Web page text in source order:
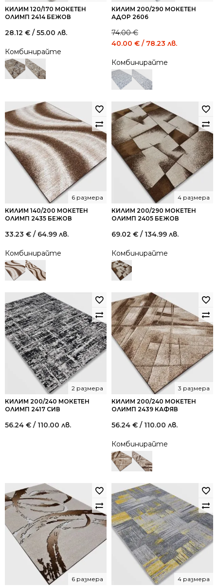
КИЛИМ 120/170 МОКЕТЕН
ОЛИМП 2414 БЕЖОВ
28.12 € / 55.00 лв.
Комбинирайте
КИЛИМ 200/290 МОКЕТЕН
АДОР 2606
74.00€
Original
was:
74.00 €
/
лв..
40.00 € / 78.23 лв.
Комбинирайте
КИЛИМ 140/200 МОКЕТЕН
ОЛИМП 2435 БЕЖОВ
6 размера
33.23 € / 64.99 лв.
Комбинирайте
КИЛИМ 200/290 МОКЕТЕН
ОЛИМП 2405 БЕЖОВ
4 размера
69.02 € / 134.99 лв.
Комбинирайте
КИЛИМ 200/240 МОКЕТЕН
ОЛИМП 2417 СИВ
2 размера
56.24 € / 110.00 лв.
КИЛИМ 200/240 МОКЕТЕН
ОЛИМП 2439 КАФЯВ
3 размера
56.24 € / 110.00 лв.
Комбинирайте
6 размера 4 размера